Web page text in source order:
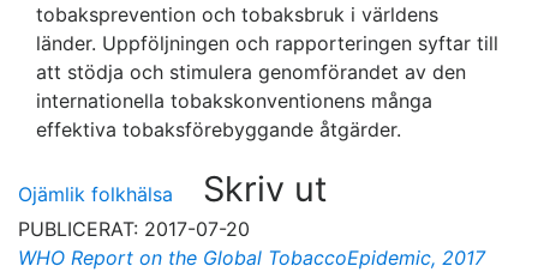
tobaksprevention och tobaksbruk i världens
länder. Uppföljningen och rapporteringen syftar till
att stödja och stimulera genomförandet av den
internationella tobakskonventionens många
effektiva tobaksförebyggande åtgärder.
Ojämlik folkhälsa Skriv ut
PUBLICERAT: 2017-07-20
WHO Report on the Global TobaccoEpidemic, 2017